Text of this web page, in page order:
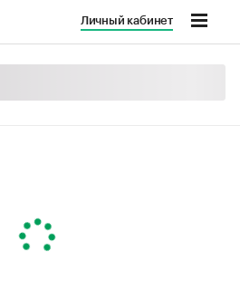
Личный кабинет